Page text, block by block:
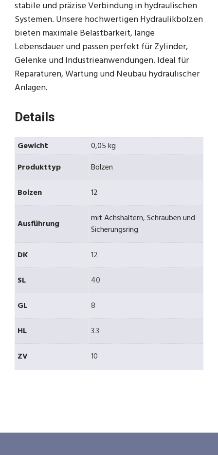
stabile und präzise Verbindung in hydraulischen
Systemen. Unsere hochwertigen Hydraulikbolzen
bieten maximale Belastbarkeit, lange
Lebensdauer und passen perfekt für Zylinder,
Gelenke und Industrieanwendungen. Ideal für
Reparaturen, Wartung und Neubau hydraulischer
Anlagen.
Details
Gewicht
0,05 kg
Produkttyp
Bolzen
Bolzen
12
Ausführung
mit Achshaltern, Schrauben und
Sicherungsring
DK
12
SL
40
GL
8
HL
3.3
ZV
10